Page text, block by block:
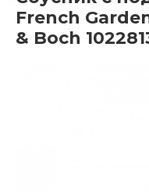
French
& Boch